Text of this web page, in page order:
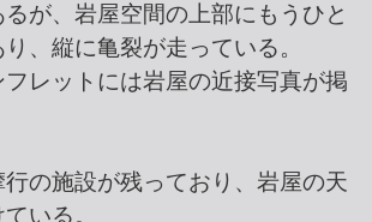
が、岩屋空間の上部にもうひと
、縦に亀裂が走っている。
フレットには岩屋の近接写真が掲
の施設が残っており、岩屋の天
いる。